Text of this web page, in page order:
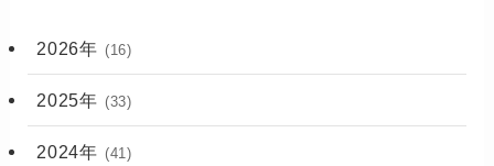
2026年 (16)
2025年 (33)
2024年 (41)